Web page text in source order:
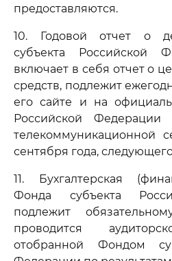
предоставляются.
10. Годовой отчет о
субъекта Российской
включает в себя отчет о
средств, подлежит
его сайте и на
Российской
телекоммуникационной
сентября года,
11. Бухгалтерская
Фонда субъекта
подлежит
проводится
отобранной Фондом